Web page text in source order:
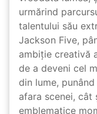
urmărind
talentului său
Jackson Five,
ambiție creativă
de a deveni cel
din lume,
afara scenei, cât
emblematice